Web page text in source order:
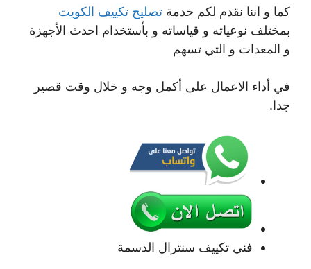
كما و اننا نقدم لكم خدمة تصليح تكييف الكويت
بمختلف نوعياته و قياساته و بأستخدام احدث الأجهزة
و المعدات و التي تسهم
في أداء الاعمال على أكمل وجه و خلال وقت قصير
جدا.
فني تكييف سنترال الدسمة